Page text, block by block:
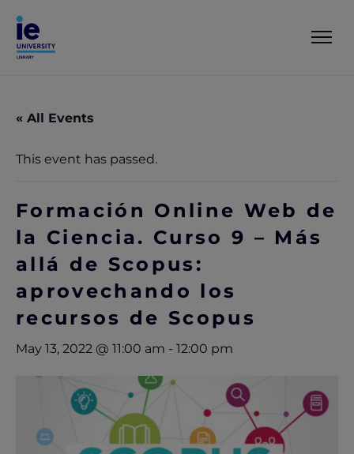
« All Events
This event has passed.
Formación Online Web de
la Ciencia. Curso 9 – Más
allá de Scopus:
aprovechando los
recursos de Scopus
May 13, 2022 @ 11:00 am - 12:00 pm